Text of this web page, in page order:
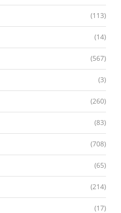
(113)
(14)
(567)
(3)
(260)
(83)
(708)
(65)
(214)
(17)